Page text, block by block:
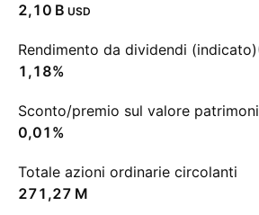
‪2,10 B‬ USD
Rendimento da dividendi (indicato)
1,18%
Sconto/premio sul valore
0,01%
Totale azioni ordinarie circolanti
‪271,27 M‬